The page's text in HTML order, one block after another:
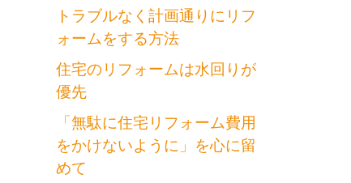
トラブルなく計画通りにリフ
ォームをする方法
住宅のリフォームは水回りが
優先
「無駄に住宅リフォーム費用
をかけないように」を心に留
めて